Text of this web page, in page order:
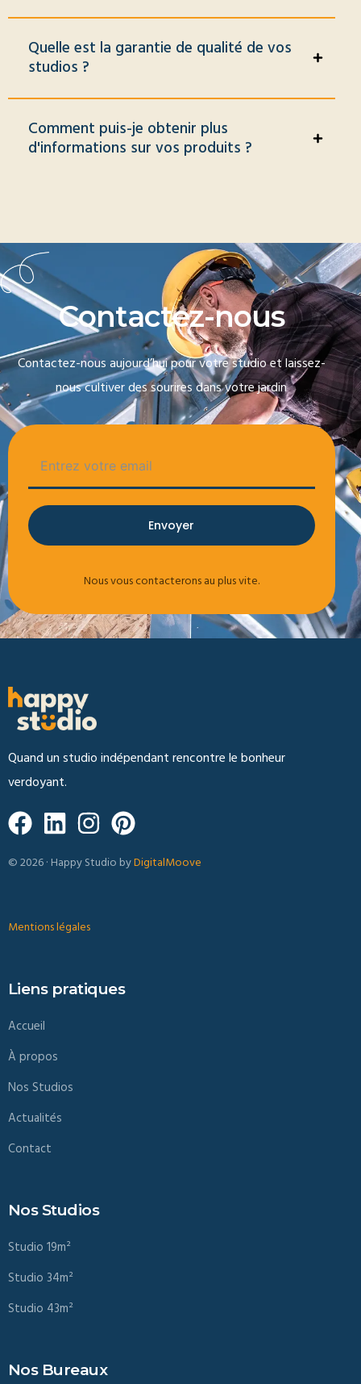
Quelle est la garantie de qualité de vos
studios ?
Comment puis-je obtenir plus
d'informations sur vos produits ?
Contactez-nous
Contactez-nous aujourd’hui pour votre studio et laissez-
nous cultiver des sourires dans votre jardin
Envoyer
Nous vous contacterons au plus vite.
Quand un studio indépendant rencontre le bonheur
verdoyant.
© 2026 · Happy Studio byDigitalMoove
Mentions légales
Liens pratiques
Accueil
À propos
Nos Studios
Actualités
Contact
Nos Studios
Studio 19m²
Studio 34m²
Studio 43m²
Nos Bureaux